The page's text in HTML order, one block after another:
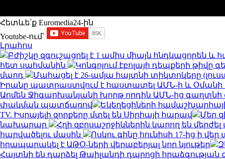
Հետևե՛ք Euromedia24-ին
Youtube-ում`
Լրահոս
Բժիշկը զգուշացրել է 1 ամիս միայն հնդկացորեն
հետ սահմանին
Կոնգոյում էբոլայի դեպքերի թիվը
մարդ
Մահացել է 26-ամյա հայտնի տիկտոկերը
Իրանը պատրաստվում է հաստատել ԱՄՆ-ի և Օմանի
Արմեն Ջիգարխանյանի խորթ որդին ԱՄՆ-ից գաղտնի
փակման պատճառով
Եկեղեցիների
TV. Իսրայելի զորքերը մտել են Սիրիայի հարավ
Մեր
նախարար
Հղի զբոսաշրջիկներին կարող են մերժել
հարվածելու մասին
Ոսկու գինը հունիսի 17-ից ի
հրապարակել է ԱԹՕ-ների վերաբերյալ նոր նյութեր
Հայտնի են դարձել Թաիլանդի դպրոցի